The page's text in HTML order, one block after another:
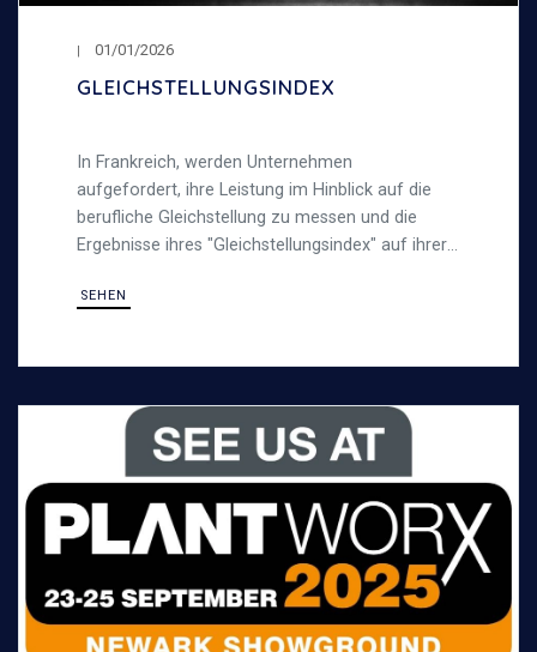
01/01/2026
GLEICHSTELLUNGSINDEX
In Frankreich, werden Unternehmen
aufgefordert, ihre Leistung im Hinblick auf die
berufliche Gleichstellung zu messen und die
Ergebnisse ihres "Gleichstellungsindex" auf ihrer
SEHEN